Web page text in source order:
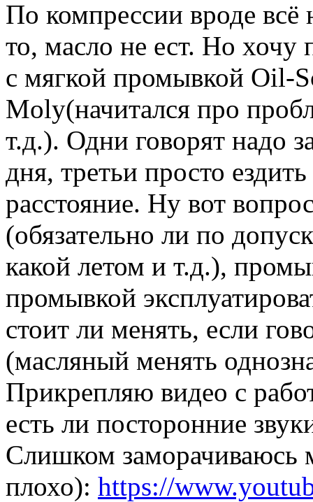
По компрессии вроде
то, масло не ест. Но хочу
с мягкой промывкой Oil-
Moly(начитался про
т.д.). Одни говорят надо
дня, третьи просто
расстояние. Ну вот
(обязательно ли по
какой летом и т.д.),
промывкой
стоит ли менять, если
(масляный менять
Прикрепляю видео с
есть ли посторонние
Слишком заморачиваюсь
плохо): https://